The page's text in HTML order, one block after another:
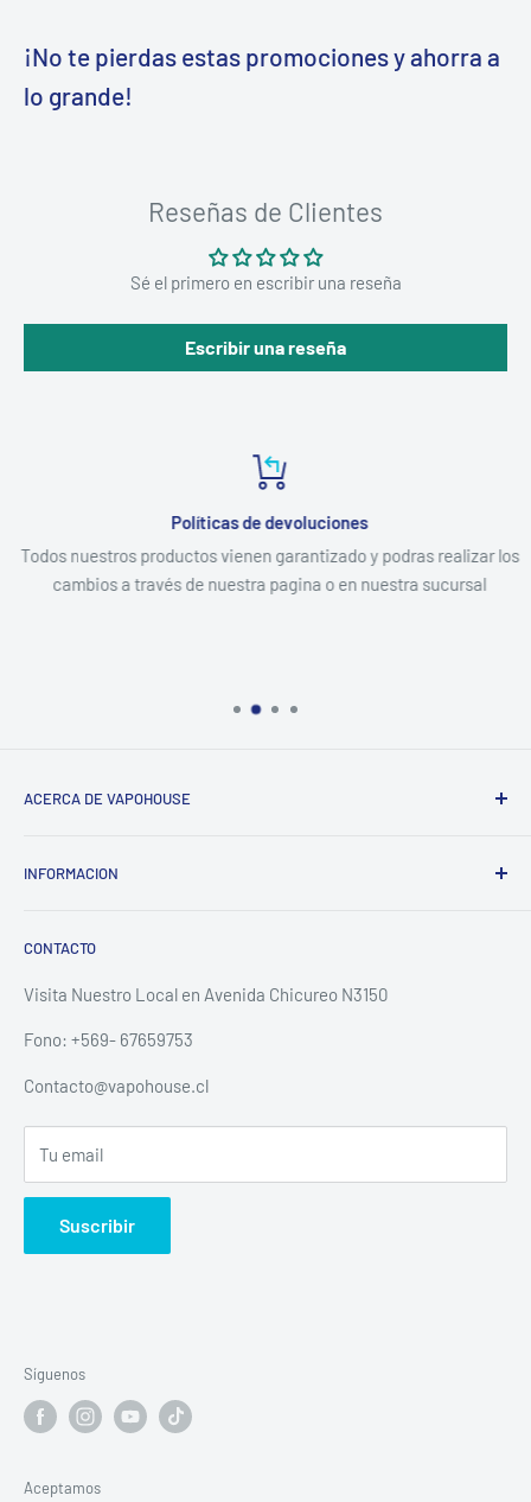
¡No te pierdas estas promociones y ahorra a
lo grande!
Reseñas de Clientes
Sé el primero en escribir una reseña
Escribir una reseña
Políticas de devoluciones
Todos nuestros productos vienen garantizado y podras realizar los
cambios a través de nuestra pagina o en nuestra sucursal
ACERCA DE VAPOHOUSE
costos de mantener un hogar, buscamos ofrecer los mejores
enfocados en la calidad y una excelente atención.
INFORMACION
Despachos
Politica de envios
Política de devolución y reembolso escrita
Todos Los productos
CONTACTO
Visita Nuestro Local en Avenida Chicureo N3150
Fono: +569- 67659753
Contacto@vapohouse.cl
Tu email
Suscribir
Síguenos
Aceptamos